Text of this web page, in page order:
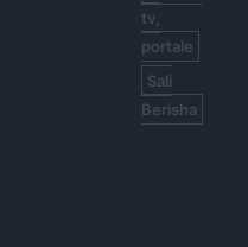
tv,
portale
Sali
Berisha